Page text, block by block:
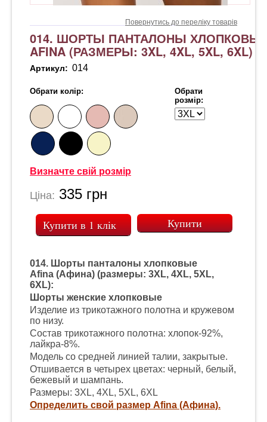
Повернутись до переліку товарів
014. ШОРТЫ ПАНТАЛОНЫ
AFINA (РАЗМЕРЫ: 3XL, 4XL, 5XL, 6XL)
Артикул: 014
Обрати колір:
Обрати
розмір:
Визначте свій розмір
Ціна: 335 грн
Купити в 1 клік
014. Шорты панталоны хлопковые
Afina (Афина) (размеры: 3XL, 4XL, 5XL,
6XL):
Шорты женские хлопковые
Изделие из трикотажного полотна и кружевом
по низу.
Состав трикотажного полотна: хлопок-92%,
лайкра-8%.
Модель со средней линией талии, закрытые.
Отшивается в четырех цветах: черный, белый,
бежевый и шампань.
Размеры: 3XL, 4XL, 5XL, 6XL
Определить свой размер Afina (Афина).